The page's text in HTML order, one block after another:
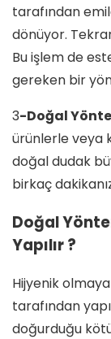
tarafından
dönüyor.
Bu işlem de
gereken bir
3-Doğal
ürünlerle veya
doğal dudak
birkaç
Doğal
Yapılır ?
Hijyenik
tarafından
doğurduğu